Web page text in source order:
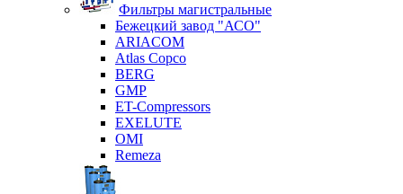
Фильтры магистральные
Бежецкий завод "АСО"
ARIACOM
Atlas Copco
BERG
GMP
ET-Compressors
EXELUTE
OMI
Remeza